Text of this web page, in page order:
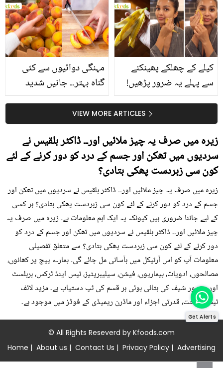
سے متعلق غلط فہمیوں کی
حقیقت کیا ہے اور افواہ
کیا؟
بتائے راز
مہنگی دوائیوں سے کئی
گناہ بہتر۔۔ جانیں شدید
کیوں کھانا چاہیے؟
کیلے کے چھلکے پھینکنے
سے پہلے یہ ضرور پڑھیں!
سستا اور قدرتی حلVIEW MORE ARTICLES
زیرہ میں صرف یہ چیز ملائیں اور۔۔ ڈاکٹر بلقیس نے
سردیوں میں تھکن اور جسم کے درد کو دور کرنے کے لئے
کون سی زبردست پھکی بتادی؟
زیرہ میں صرف یہ چیز ملائیں اور۔۔ ڈاکٹر بلقیس نے سردیوں میں تھکن اور
جسم کے درد کو دور کرنے کے لئے کون سی زبردست پھکی بتادی؟ ہر کسی
کے لیے جاننا ضروری ہیں کیونکہ یہ ایک اہم معلومات ہے۔ زیرہ میں صرف یہ
چیز ملائیں اور۔۔ ڈاکٹر بلقیس نے سردیوں میں تھکن اور جسم کے درد کو
دور کرنے کے لئے کون سی زبردست پھکی بتادی؟ سے متعلق تفصیلی
معلومات آپ کو اس آرٹیکل میں بآسانی مل جائے گی۔ ہمارے پیج پر کھانوں،
مصالحوں، ادویات، بیماریوں، فیشن، سیلیبریٹیز، ٹپس اینڈ ٹرکس، ہربلسٹ
اور مشہور شیف کی بتائی ہوئی ہر قسم کی ٹپ دستیاب ہے۔ مزید لائف
ٹپس، صحت، قدرتی اجزاء اور ماڈرن ریمیڈی کے فوڈز میں موجود ہے۔
© All Rights Reseverd by Kfoods.com
Home | About us | Contact Us | Privacy Policy | Advertising
Get Alerts